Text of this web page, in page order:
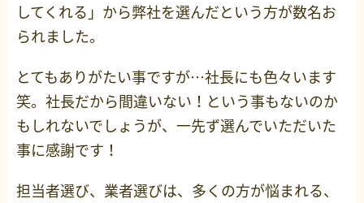
してくれる」から弊社を選んだという方が数名お
られました。
とてもありがたい事ですが…社長にも色々います
笑。社長だから間違いない！という事もないのか
もしれないでしょうが、一先ず選んでいただいた
事に感謝です！
担当者選び、業者選びは、多くの方が悩まれる、